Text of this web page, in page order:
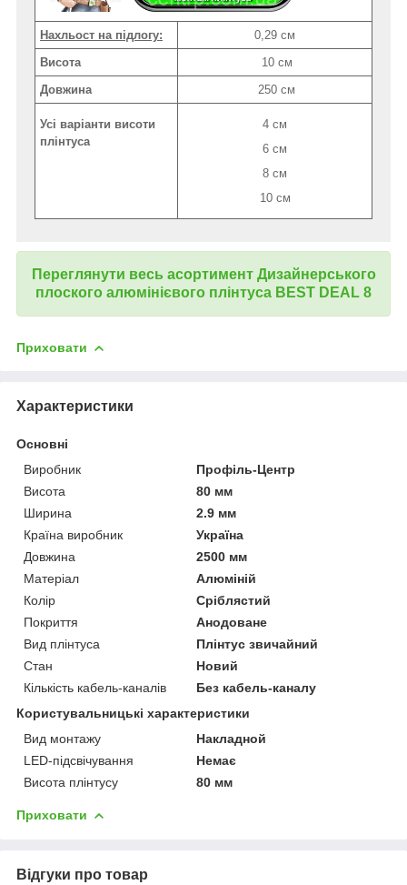
Нахльост на підлогу:
0,29 см
Висота
10 см
Довжина
250 см
Усі варіанти висоти
плінтуса
4 см
6 см
8 см
10 см
Переглянути весь асортимент Дизайнерського
плоского алюмінієвого плінтуса BEST DEAL 8
Приховати
Характеристики
Основні
Виробник
Профіль-Центр
Висота
80 мм
Ширина
2.9 мм
Країна виробник
Україна
Довжина
2500 мм
Матеріал
Алюміній
Колір
Сріблястий
Покриття
Анодоване
Вид плінтуса
Плінтус звичайний
Стан
Новий
Кількість кабель-каналів
Без кабель-каналу
Користувальницькі характеристики
Вид монтажу
Накладной
LED-підсвічування
Немає
Висота плінтусу
80 мм
Приховати
Відгуки про товар